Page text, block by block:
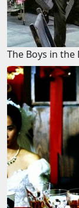
The Boys in the